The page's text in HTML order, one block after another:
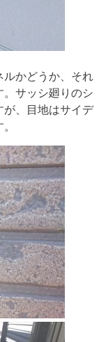
ルかどうか、それ
。サッシ廻りのシ
が、目地はサイデ